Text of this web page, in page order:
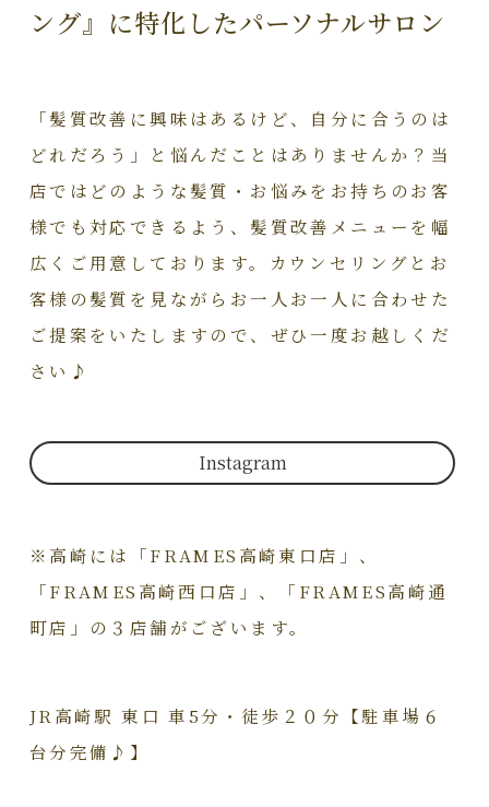
ング』に特化したパーソナルサロン
「髪質改善に興味はあるけど、自分に合うのは
どれだろう」と悩んだことはありませんか？当
店ではどのような髪質・お悩みをお持ちのお客
様でも対応できるよう、髪質改善メニューを幅
広くご用意しております。カウンセリングとお
客様の髪質を見ながらお一人お一人に合わせた
ご提案をいたしますので、ぜひ一度お越しくだ
さい♪
Instagram
※高崎には「FRAMES高崎東口店」、
「FRAMES高崎西口店」、「FRAMES高崎通
町店」の３店舗がございます。
JR高崎駅 東口 車5分・徒歩２０分【駐車場６
台分完備♪】